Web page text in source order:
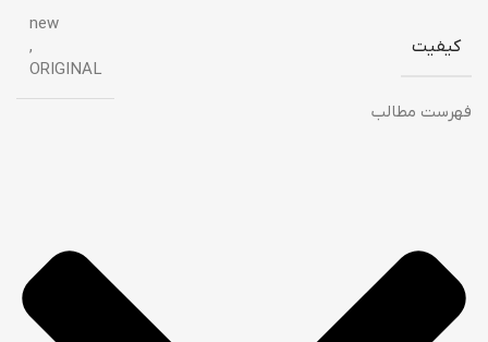
کیفیت
new
,
ORIGINAL
فهرست مطالب